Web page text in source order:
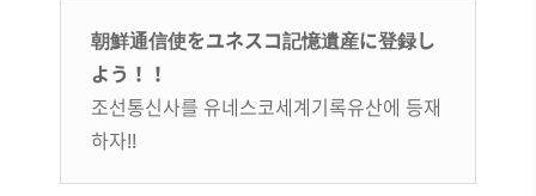
朝鮮通信使をユネスコ記憶遺産に登録し
よう！！
조선통신사를 유네스코세계기록유산에 등재
하자!!